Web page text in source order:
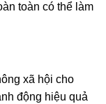
toàn có thể làm
xã hội cho
động hiệu quả